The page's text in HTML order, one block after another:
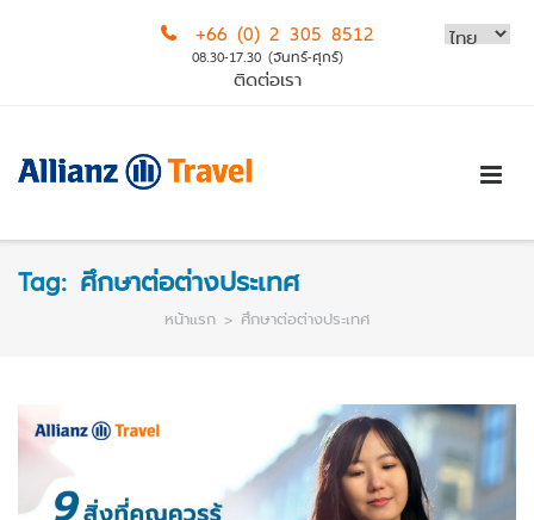
+66 (0) 2 305 8512
08.30-17.30 (จันทร์-ศุกร์)
ติดต่อเรา
Tag: ศึกษาต่อต่างประเทศ
หน้าแรก > ศึกษาต่อต่างประเทศ